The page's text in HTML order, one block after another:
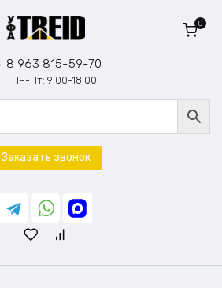
8 963 815-59-70
Пн-Пт: 9:00-18:00
0
Заказать звонок